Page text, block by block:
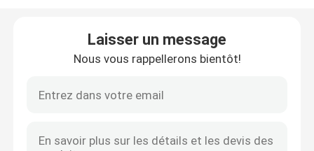
Inverseur d'ascenseurLaisser un message
Nous vous rappellerons bientôt!